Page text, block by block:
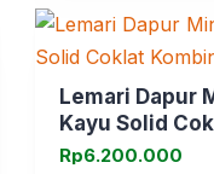
Lemari Dapur
Kayu Solid
Kombinasi Putih
Rp6.200.000